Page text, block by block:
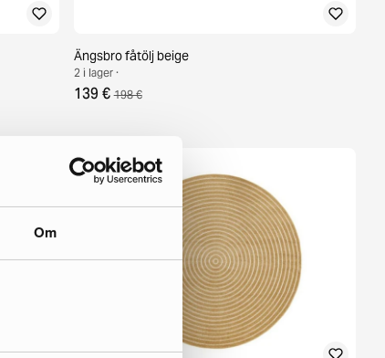
Om
Ängsbro fåtölj beige
2 i lager ·
139 € 198 €